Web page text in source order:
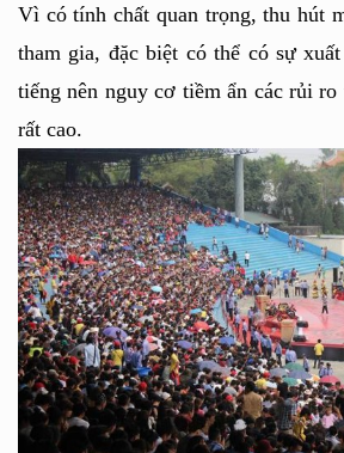
Vì có tính chất quan trọng, thu hút
tham gia, đặc biệt có thể có sự
tiếng nên nguy cơ tiềm ẩn các rủi
rất cao.